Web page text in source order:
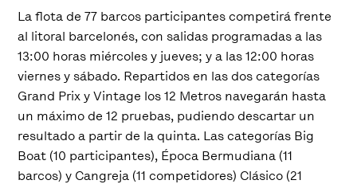
La flota de 77 barcos participantes competirá frente
al litoral barcelonés, con salidas programadas a las
13:00 horas miércoles y jueves; y a las 12:00 horas
viernes y sábado. Repartidos en las dos categorías
Grand Prix y Vintage los 12 Metros navegarán hasta
un máximo de 12 pruebas, pudiendo descartar un
resultado a partir de la quinta. Las categorías Big
Boat (10 participantes), Época Bermudiana (11
barcos) y Cangreja (11 competidores) Clásico (21